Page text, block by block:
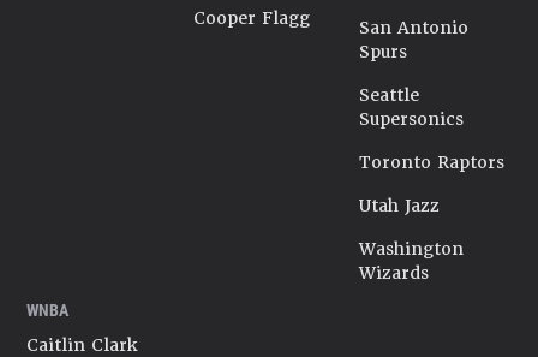
Cooper Flagg
San Antonio
Spurs
Seattle
Supersonics
Toronto Raptors
Utah Jazz
Washington
Wizards
WNBA
Caitlin Clark